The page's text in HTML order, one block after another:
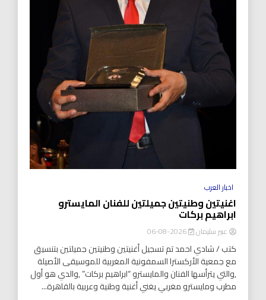
اخبار العرب
اغنيتين وطنيتين جميلتين للفنان المايسترو
ابراهيم بركات
عبير سليمان 2026-08-06
كتب / شادي احمد تم تسجيل أغنيتين وطنيتين جميلتين بتنسيق
مع جمعية الأركسترا السمفونية المغربية للموسيقى الأصيلة
,والتي يترأسها الفنان والمايسترو “ابراهيم بركات” ,والدي هو أول
مطرب ومايسترو مغربي يغني أغنية وطنية وعربية بالقاهرة...